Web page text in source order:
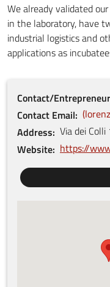
We already validated
in the laboratory, have
industrial logistics and
applications as
Contact/Entrepreneur
Contact Email
Address Via dei Colli
Website https://